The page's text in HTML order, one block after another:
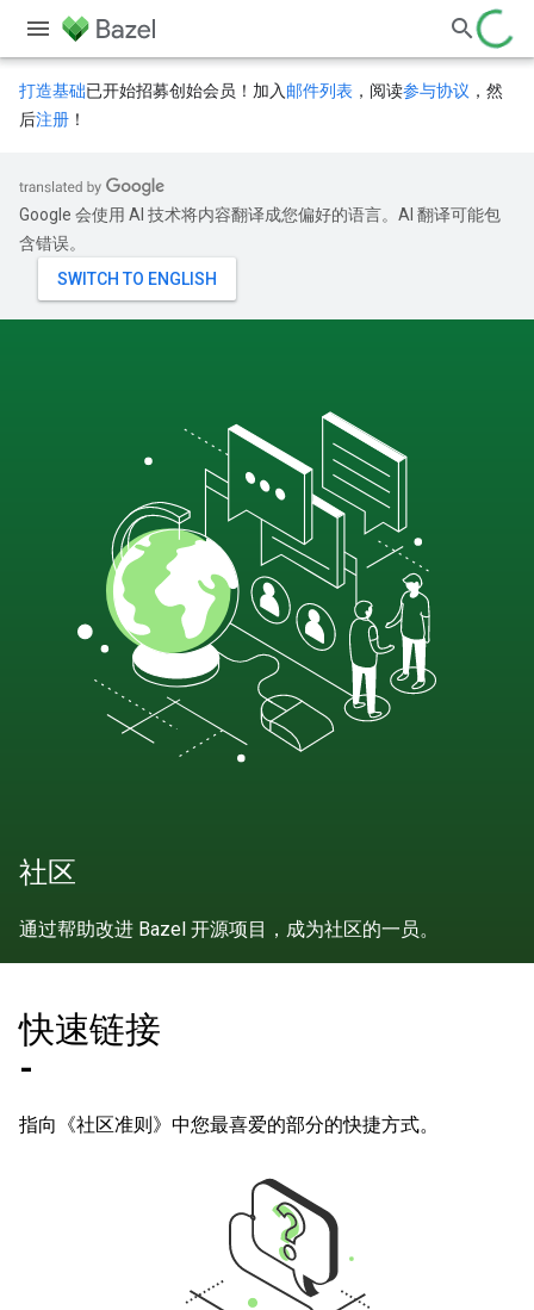
打造基础已开始招募创始会员！加入 邮件列表 ，阅读参与协议 ，然
后注册 ！
Google 会使用 AI 技术将内容翻译成您偏好的语言。AI 翻译可能包
含错误。
社区
通过帮助改进 Bazel 开源项目，成为社区的一员。
快速链接
-
指向《社区准则》中您最喜爱的部分的快捷方式。